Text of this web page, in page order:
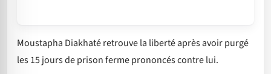
Moustapha Diakhaté retrouve la liberté après avoir purgé
les 15 jours de prison ferme prononcés contre lui.